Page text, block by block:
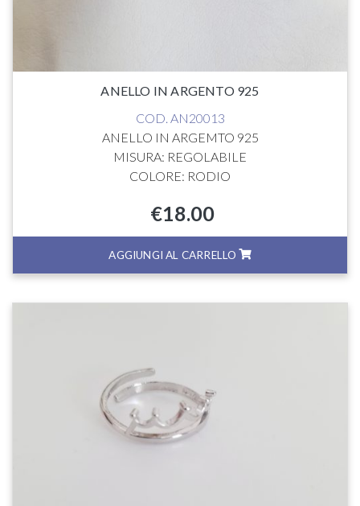
ANELLO IN ARGENTO 925
COD. AN20013
ANELLO IN ARGEMTO 925
MISURA: REGOLABILE
COLORE: RODIO
€18.00
AGGIUNGI AL CARRELLO